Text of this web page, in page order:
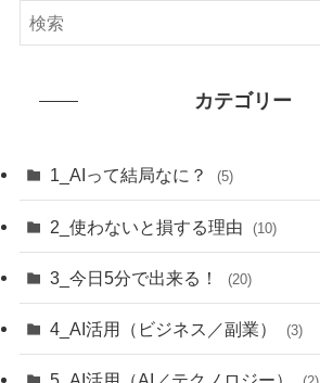
カテゴリー
1_AIって結局なに？ (5)
2_使わないと損する理由 (10)
3_今日5分で出来る！ (20)
4_AI活用（ビジネス／副業） (3)